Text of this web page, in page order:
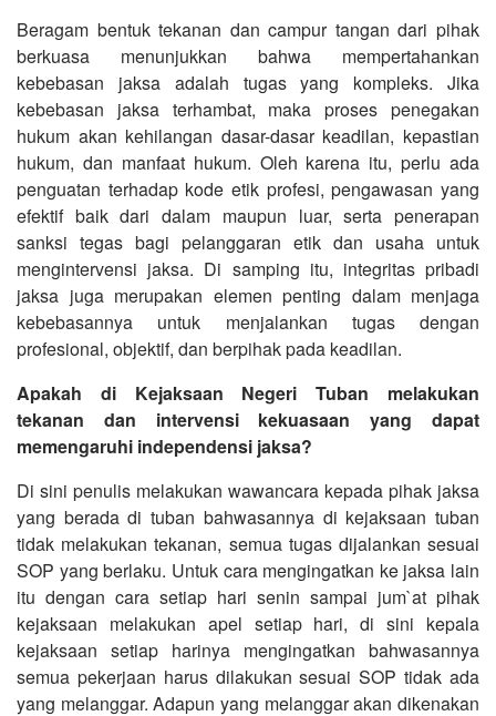
Beragam bentuk tekanan dan campur tangan dari pihak
berkuasa menunjukkan bahwa mempertahankan
kebebasan jaksa adalah tugas yang kompleks. Jika
kebebasan jaksa terhambat, maka proses penegakan
hukum akan kehilangan dasar-dasar keadilan, kepastian
hukum, dan manfaat hukum. Oleh karena itu, perlu ada
penguatan terhadap kode etik profesi, pengawasan yang
efektif baik dari dalam maupun luar, serta penerapan
sanksi tegas bagi pelanggaran etik dan usaha untuk
mengintervensi jaksa. Di samping itu, integritas pribadi
jaksa juga merupakan elemen penting dalam menjaga
kebebasannya untuk menjalankan tugas dengan
profesional, objektif, dan berpihak pada keadilan.
Apakah di Kejaksaan Negeri Tuban melakukan
tekanan dan intervensi kekuasaan yang dapat
memengaruhi independensi jaksa?
Di sini penulis melakukan wawancara kepada pihak jaksa
yang berada di tuban bahwasannya di kejaksaan tuban
tidak melakukan tekanan, semua tugas dijalankan sesuai
SOP yang berlaku. Untuk cara mengingatkan ke jaksa lain
itu dengan cara setiap hari senin sampai jum`at pihak
kejaksaan melakukan apel setiap hari, di sini kepala
kejaksaan setiap harinya mengingatkan bahwasannya
semua pekerjaan harus dilakukan sesuai SOP tidak ada
yang melanggar. Adapun yang melanggar akan dikenakan